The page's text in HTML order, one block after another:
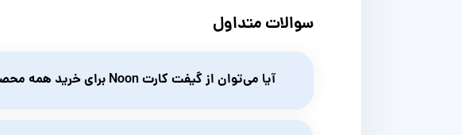
سوالات متداول
آیا می‌توان از گیفت کارت Noon برای خرید همه محصولات استفاده کرد؟